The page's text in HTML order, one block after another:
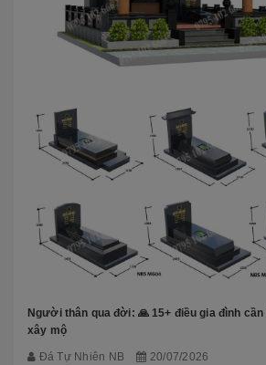
Người thân qua đời: 🙏 15+ điều gia đình
xây mộ
Đá Tự Nhiên NB 20/07/2026